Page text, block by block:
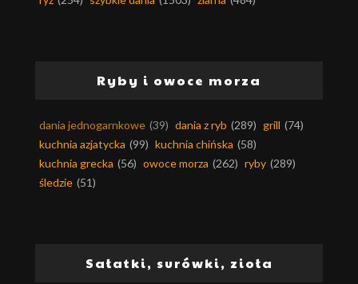
Ryby i owoce morza
dania jednogarnkowe (39) dania z ryb (289) grill (74)
kuchnia azjatycka (99) kuchnia chińska (58)
kuchnia grecka (56) owoce morza (262) ryby (289)
śledzie (51)
Sałatki, surówki, zioła